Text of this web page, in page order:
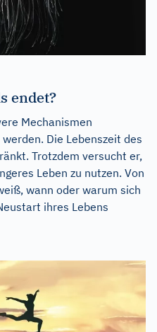
endet?
Mechanismen
Die Lebenszeit des
Trotzdem versucht er,
Leben zu nutzen. Von
wann oder warum sich
ihres Lebens